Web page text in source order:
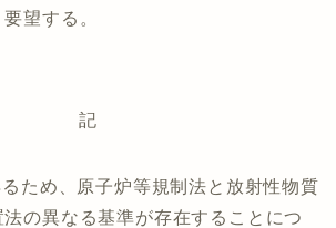
望する。
記
ため、原子炉等規制法と放射性物質
の異なる基準が存在することにつ